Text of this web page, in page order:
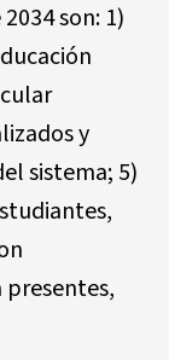
son: 1)
y
sistema; 5)